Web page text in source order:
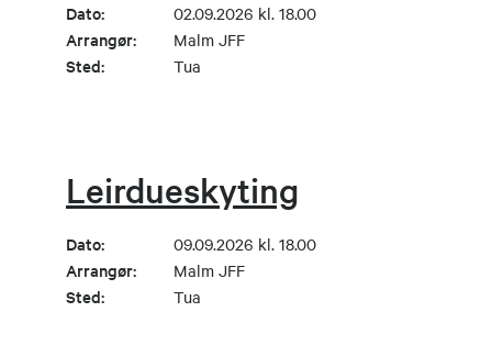
Dato: 02.09.2026 kl. 18.00
Arrangør: Malm JFF
Sted: Tua
Leirdueskyting
Dato: 09.09.2026 kl. 18.00
Arrangør: Malm JFF
Sted: Tua